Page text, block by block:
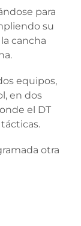
para
su
cancha
equipos,
en dos
el DT
otra